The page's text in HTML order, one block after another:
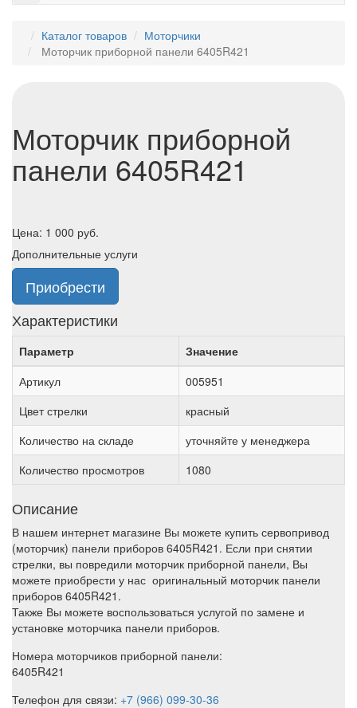
Каталог товаров
Моторчики
Моторчик приборной панели 6405R421
Моторчик приборной
панели 6405R421
Цена: 1 000 руб.
Дополнительные услуги
Приобрести
Характеристики
Параметр
Значение
Артикул
005951
Цвет стрелки
красный
Количество на складе
уточняйте у менеджера
Количество просмотров
1080
Описание
В нашем интернет магазине Вы можете купить сервопривод
(моторчик) панели приборов 6405R421. Если при снятии
стрелки, вы повредили моторчик приборной панели, Вы
можете приобрести у нас оригинальный моторчик панели
приборов 6405R421.
Также Вы можете воспользоваться услугой по замене и
установке моторчика панели приборов.
Номера моторчиков приборной панели:
6405R421
Телефон для связи: +7 (966) 099-30-36